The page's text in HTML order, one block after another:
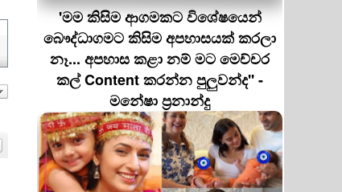
'මම කිසිම ආගමකට විශේෂයෙන්
බෞද්ධාගමට කිසිම අපහාසයක් කරලා
නෑ... අපහාස කළා නම් මට මෙච්චර
කල් Content කරන්න පුලුවන්ද'' -
මනේෂා ප්‍රනාන්දු